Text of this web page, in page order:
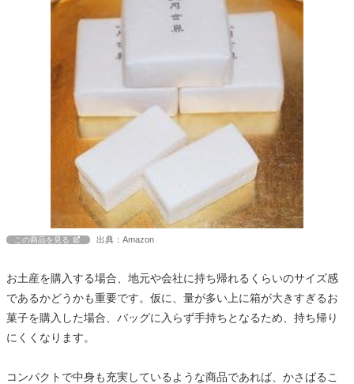
この商品を見る 出典：Amazon
お土産を購入する場合、地元や会社に持ち帰れるくらいのサイズ感
であるかどうかも重要です。仮に、量が多い上に箱が大きすぎるお
菓子を購入した場合、バッグに入らず手持ちとなるため、持ち帰り
にくくなります。
コンパクトで中身も充実しているような商品であれば、かさばるこ